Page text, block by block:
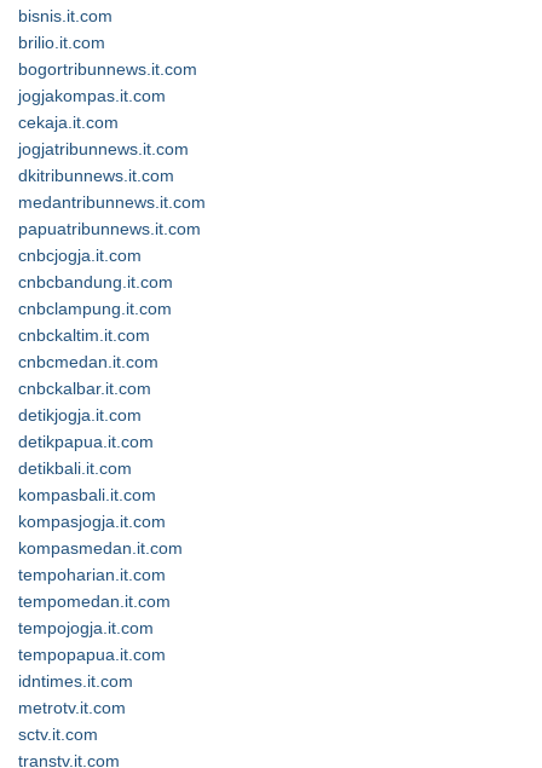
bisnis.it.com
brilio.it.com
bogortribunnews.it.com
jogjakompas.it.com
cekaja.it.com
jogjatribunnews.it.com
dkitribunnews.it.com
medantribunnews.it.com
papuatribunnews.it.com
cnbcjogja.it.com
cnbcbandung.it.com
cnbclampung.it.com
cnbckaltim.it.com
cnbcmedan.it.com
cnbckalbar.it.com
detikjogja.it.com
detikpapua.it.com
detikbali.it.com
kompasbali.it.com
kompasjogja.it.com
kompasmedan.it.com
tempoharian.it.com
tempomedan.it.com
tempojogja.it.com
tempopapua.it.com
idntimes.it.com
metrotv.it.com
sctv.it.com
transtv.it.com